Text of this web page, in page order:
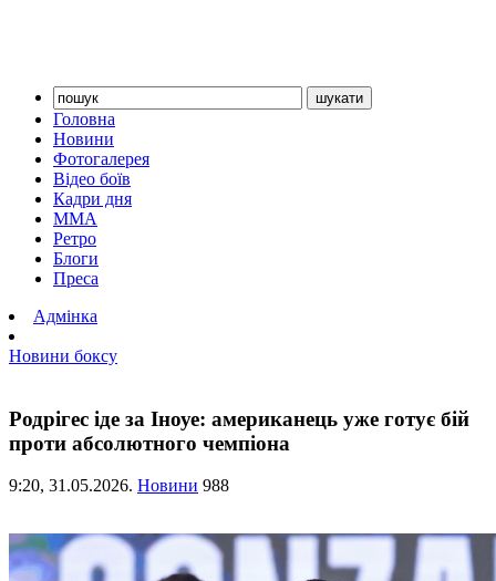
Головна
Новини
Фотогалерея
Відео боїв
Кадри дня
ММА
Ретро
Блоги
Преса
Адмінка
Новини боксу
Родрігес іде за Іноуе: американець уже готує бій
проти абсолютного чемпіона
9:20, 31.05.2026. Новини 988